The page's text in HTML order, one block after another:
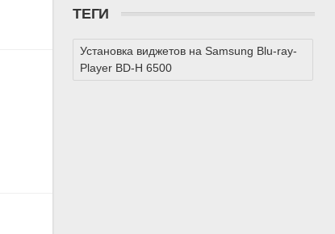
ТЕГИ
Установка виджетов на Samsung Blu-ray-
Player BD-H 6500